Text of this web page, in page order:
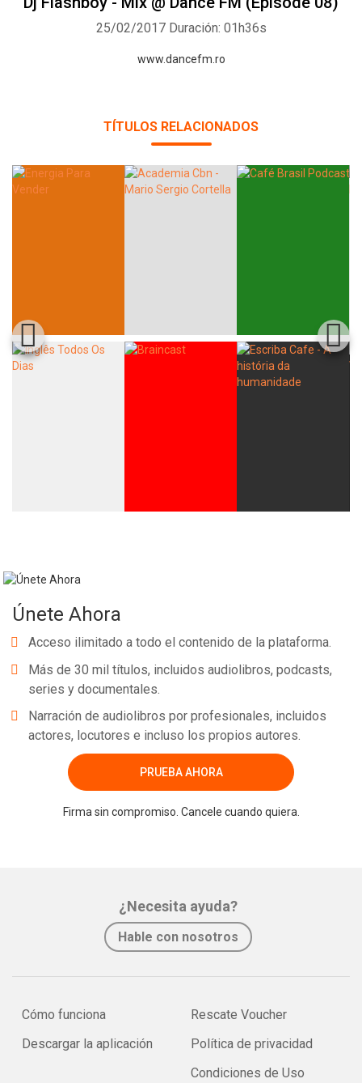
25/02/2017 Duración: 01h36s
www.dancefm.ro
TÍTULOS RELACIONADOS
Únete Ahora
Acceso ilimitado a todo el contenido de la plataforma.
Más de 30 mil títulos, incluidos audiolibros, podcasts,
series y documentales.
Narración de audiolibros por profesionales, incluidos
actores, locutores e incluso los propios autores.
PRUEBA AHORA
Firma sin compromiso. Cancele cuando quiera.
¿Necesita ayuda?
Hable con nosotros
Cómo funciona
Descargar la aplicación
Rescate Voucher
Política de privacidad
Condiciones de Uso